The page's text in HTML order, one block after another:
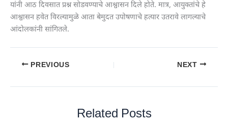
यांनी आठ दिवसात प्रश्न सोडवण्याचे आश्वासन दिले होते. मात्र, आयुक्तांचे हे
आश्वासन हवेत विरल्यामुळे आता बेमुदत उपोषणाचे हत्यार उतरावे लागल्याचे
आंदोलकांनी सांगितले.
PREVIOUS NEXT
Related Posts